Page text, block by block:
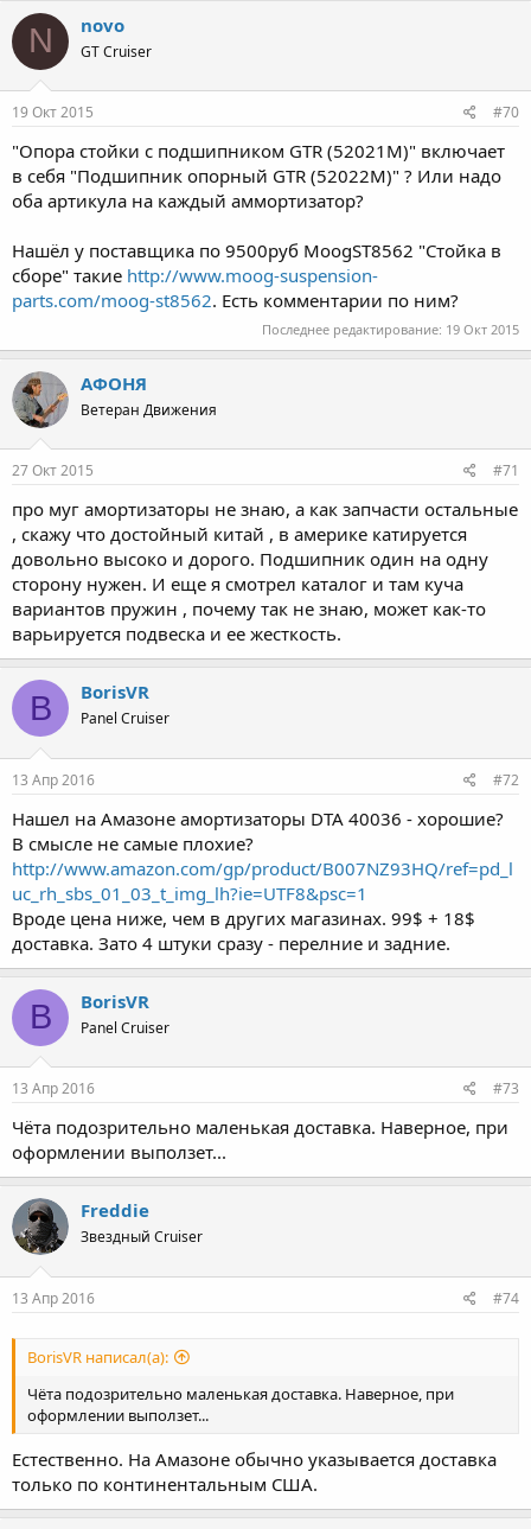
N novo
GT Cruiser
19 Окт 2015 #70
"Опора стойки с подшипником GTR (52021M)" включает
в себя "Подшипник опорный GTR (52022M)" ? Или надо
оба артикула на каждый аммортизатор?
Нашёл у поставщика по 9500руб MoogST8562 "Стойка в
сборе" такие http://www.moog-suspension-
parts.com/moog-st8562. Есть комментарии по ним?
Последнее редактирование: 19 Окт 2015
АФОНЯ
Ветеран Движения
27 Окт 2015 #71
про муг амортизаторы не знаю, а как запчасти остальные
, скажу что достойный китай , в америке катируется
довольно высоко и дорого. Подшипник один на одну
сторону нужен. И еще я смотрел каталог и там куча
вариантов пружин , почему так не знаю, может как-то
варьируется подвеска и ее жесткость.
B BorisVR
Panel Cruiser
13 Апр 2016 #72
Нашел на Амазоне амортизаторы DTA 40036 - хорошие?
В смысле не самые плохие?
http://www.amazon.com/gp/product/B007NZ93HQ/ref=pd_l
uc_rh_sbs_01_03_t_img_lh?ie=UTF8&psc=1
Вроде цена ниже, чем в других магазинах. 99$ + 18$
доставка. Зато 4 штуки сразу - перелние и задние.
B BorisVR
Panel Cruiser
13 Апр 2016 #73
Чёта подозрительно маленькая доставка. Наверное, при
оформлении выползет...
Freddie
Звездный Cruiser
13 Апр 2016 #74
BorisVR написал(а):
Чёта подозрительно маленькая доставка. Наверное, при
оформлении выползет...
Естественно. На Амазоне обычно указывается доставка
только по континентальным США.